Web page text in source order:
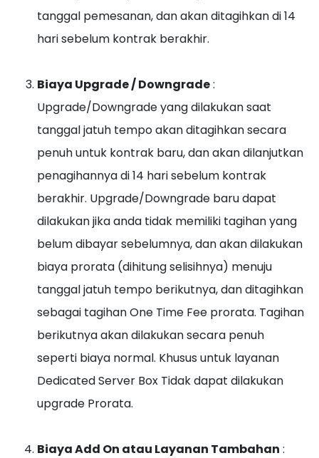
tanggal pemesanan, dan akan ditagihkan di 14
hari sebelum kontrak berakhir.
Biaya Upgrade / Downgrade:
Upgrade/Downgrade yang dilakukan saat
tanggal jatuh tempo akan ditagihkan secara
penuh untuk kontrak baru, dan akan dilanjutkan
penagihannya di 14 hari sebelum kontrak
berakhir. Upgrade/Downgrade baru dapat
dilakukan jika anda tidak memiliki tagihan yang
belum dibayar sebelumnya, dan akan dilakukan
biaya prorata (dihitung selisihnya) menuju
tanggal jatuh tempo berikutnya, dan ditagihkan
sebagai tagihan One Time Fee prorata. Tagihan
berikutnya akan dilakukan secara penuh
seperti biaya normal. Khusus untuk layanan
Dedicated Server Box Tidak dapat dilakukan
upgrade Prorata.
Biaya Add On atau Layanan Tambahan :